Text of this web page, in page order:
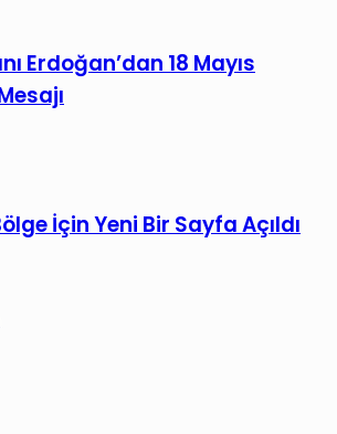
Erdoğan’dan 18 Mayıs
İçin Yeni Bir Sayfa Açıldı